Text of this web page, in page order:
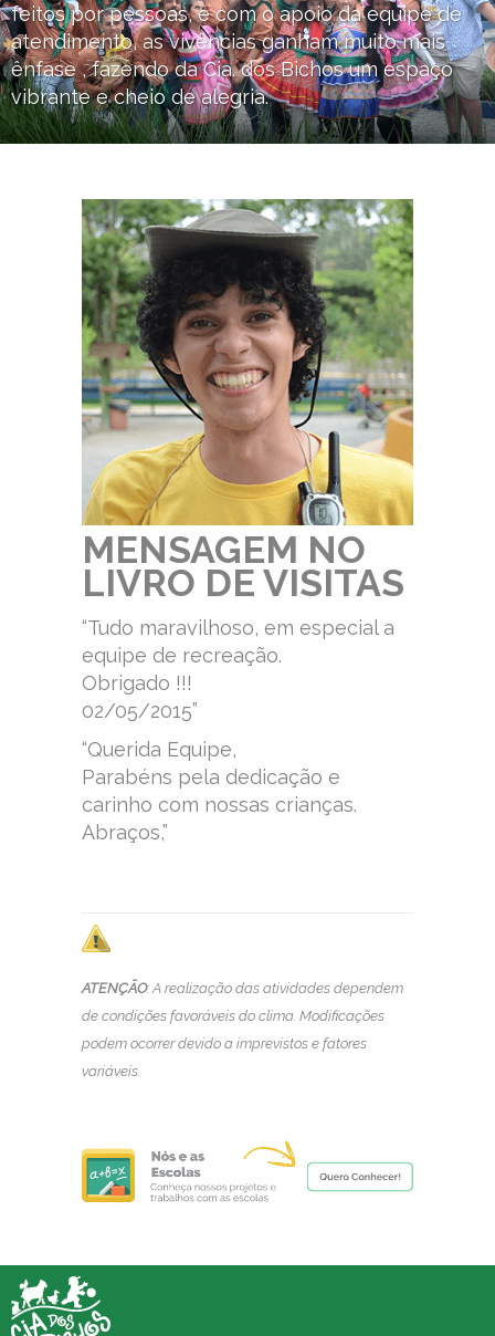
feitos por pessoas, e com o apoio da equipe de
atendimento, as vivências ganham muito mais
ênfase , fazendo da Cia. dos Bichos um espaço
vibrante e cheio de alegria.
MENSAGEM NO
LIVRO DE VISITAS
“Tudo maravilhoso, em especial a
equipe de recreação.
Obrigado !!!
02/05/2015”
“Querida Equipe,
Parabéns pela dedicação e
carinho com nossas crianças.
Abraços,”
ATENÇÃO: A realização das atividades dependem
de condições favoráveis do clima. Modificações
podem ocorrer devido a imprevistos e fatores
variáveis.